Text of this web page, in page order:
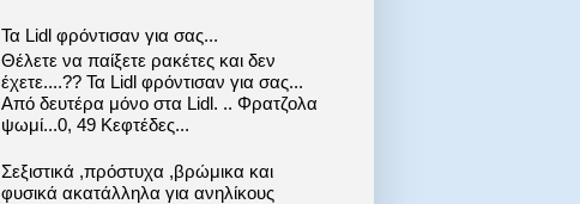
Τα Lidl φρόντισαν για σας...
Θέλετε να παίξετε ρακέτες και δεν
έχετε....?? Τα Lidl φρόντισαν για σας...
Από δευτέρα μόνο στα Lidl. .. Φρατζολα
ψωμί...0, 49 Κεφτέδες...
Σεξιστικά ,πρόστυχα ,βρώμικα και
φυσικά ακατάλληλα για ανηλίκους